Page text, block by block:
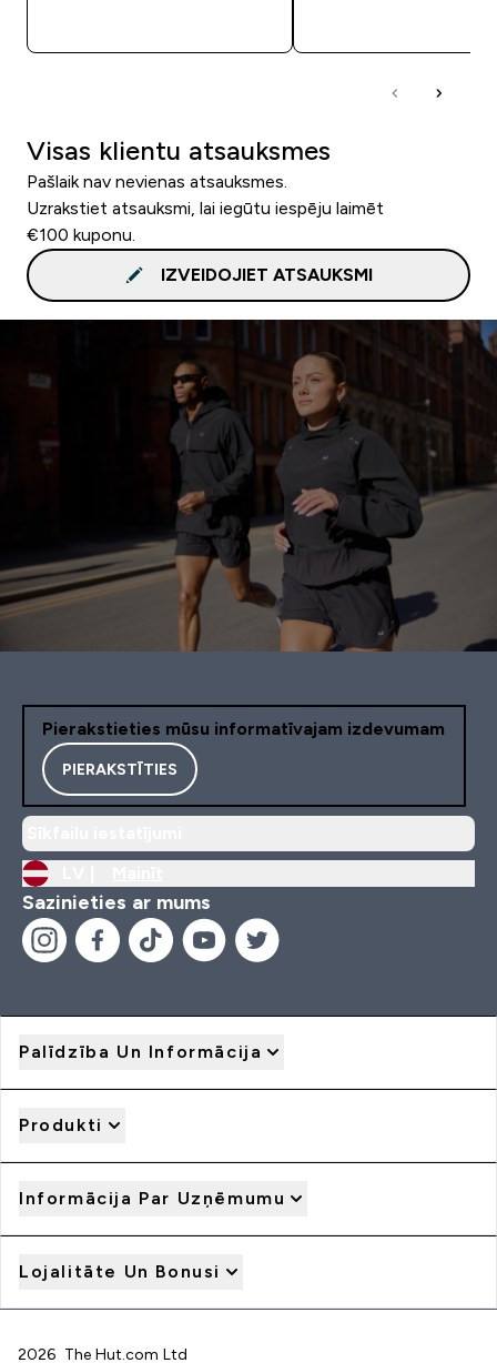
Visas klientu atsauksmes
Pašlaik nav nevienas atsauksmes.
Uzrakstiet atsauksmi, lai iegūtu iespēju laimēt
€100 kuponu.
IZVEIDOJIET ATSAUKSMI
Pierakstieties mūsu informatīvajam izdevumam
PIERAKSTĪTIES
Sazinieties ar mums
Palīdzība Un Informācija
Produkti
Informācija Par Uzņēmumu
Lojalitāte Un Bonusi
2026 The Hut.com Ltd